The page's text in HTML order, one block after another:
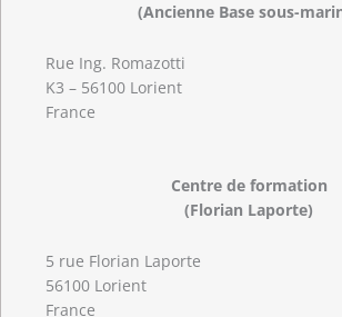
(Ancienne Base sous-
Rue Ing. Romazotti
K3 – 56100 Lorient
France
Centre de formation
(Florian Laporte)
5 rue Florian Laporte
56100 Lorient
France